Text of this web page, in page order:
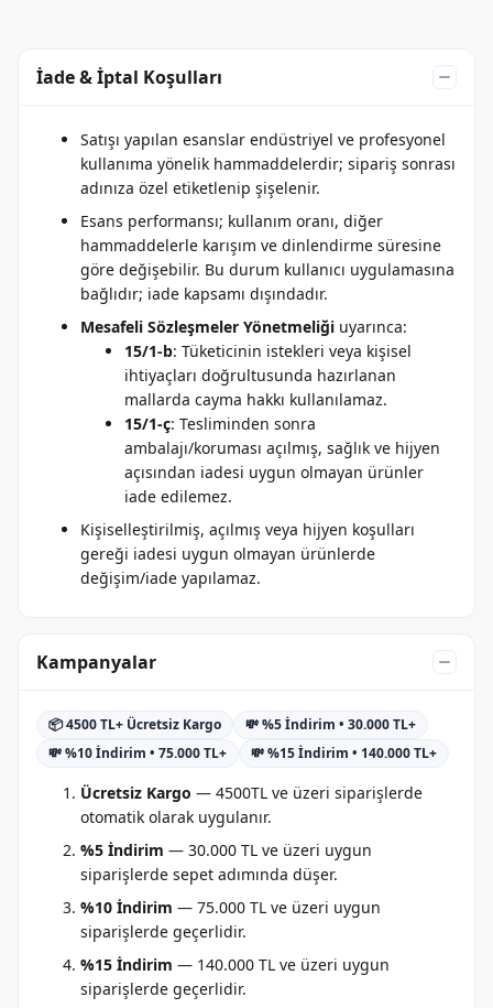
İade & İptal Koşulları
Satışı yapılan esanslar endüstriyel ve profesyonel
kullanıma yönelik hammaddelerdir; sipariş sonrası
adınıza özel etiketlenip şişelenir.
Esans performansı; kullanım oranı, diğer
hammaddelerle karışım ve dinlendirme süresine
göre değişebilir. Bu durum kullanıcı uygulamasına
bağlıdır; iade kapsamı dışındadır.
Mesafeli Sözleşmeler Yönetmeliği uyarınca:
15/1-b: Tüketicinin istekleri veya kişisel
ihtiyaçları doğrultusunda hazırlanan
mallarda cayma hakkı kullanılamaz.
15/1-ç: Tesliminden sonra
ambalajı/koruması açılmış, sağlık ve hijyen
açısından iadesi uygun olmayan ürünler
iade edilemez.
Kişiselleştirilmiş, açılmış veya hijyen koşulları
gereği iadesi uygun olmayan ürünlerde
değişim/iade yapılamaz.
Kampanyalar
📦 4500 TL+ Ücretsiz Kargo
💸 %5 İndirim • 30.000 TL+
💸 %10 İndirim • 75.000 TL+
💸 %15 İndirim • 140.000 TL+
Ücretsiz Kargo — 4500TL ve üzeri siparişlerde
otomatik olarak uygulanır.
%5 İndirim — 30.000 TL ve üzeri uygun
siparişlerde sepet adımında düşer.
%10 İndirim — 75.000 TL ve üzeri uygun
siparişlerde geçerlidir.
%15 İndirim — 140.000 TL ve üzeri uygun
siparişlerde geçerlidir.